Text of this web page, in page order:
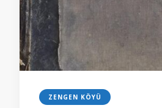
ZENGEN KÖYÜ